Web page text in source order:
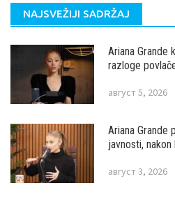
NAJSVEŽIJI SADRŽAJ
Ariana Grande
razloge
август 5, 2026
Ariana Grande
javnosti,
август 3, 2026